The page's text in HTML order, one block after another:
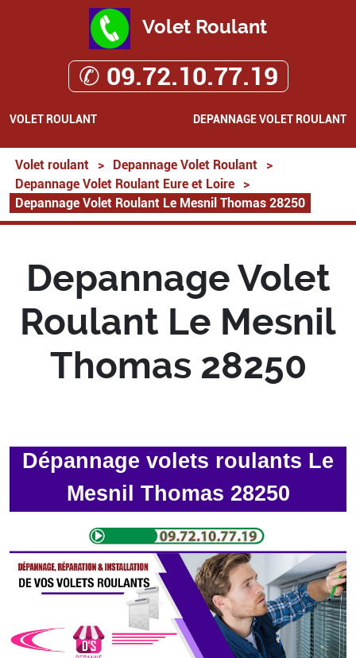
Volet Roulant
✆ 09.72.10.77.19
VOLET ROULANT DEPANNAGE VOLET ROULANT
Volet roulant > Depannage Volet Roulant
>
Depannage Volet Roulant Eure et Loire
>
Depannage Volet Roulant Le Mesnil Thomas 28250
Depannage Volet
Roulant Le Mesnil
Thomas 28250
Dépannage volets roulants Le
Mesnil Thomas 28250